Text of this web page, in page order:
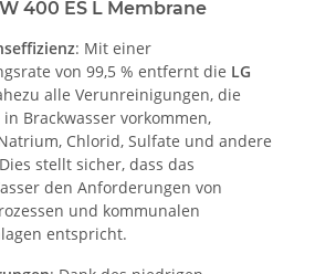
400 ES L Membrane
: Mit einer
von 99,5 % entfernt die LG
alle Verunreinigungen, die
Brackwasser vorkommen,
Chlorid, Sulfate und andere
stellt sicher, dass das
den Anforderungen von
und kommunalen
entspricht.